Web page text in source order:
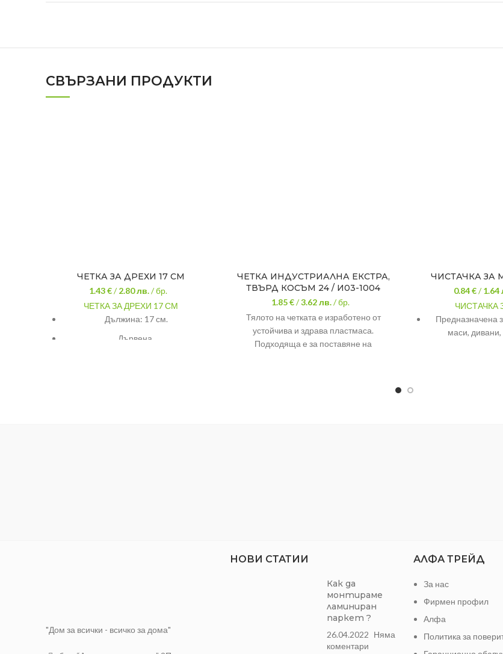
СВЪРЗАНИ ПРОДУКТИ
ЧЕТКА ЗА ДРЕХИ 17 СМ
1.43 €/2.80лв. / бр.
ЧЕТКА ЗА ДРЕХИ 17 СМ
Дължина: 17 см.
Дървена.
ЧЕТКА ИНДУСТРИАЛНА ЕКСТРА,
ТВЪРД КОСЪМ 24 / И03-1004
1.85 €/3.62лв. / бр.
Тялото на четката е изработено от
устойчива и здрава пластмаса.
Подходяща е за поставяне на
ЧИСТАЧКА ЗА
0.84 €/1.64
ЧИСТАЧКА
Предназначена
маси, дивани,
"Дом за всички - всичко за дома"
НОВИ СТАТИИ
Как да
монтираме
ламиниран
паркет ?
26.04.2022 Няма
коментари
АЛФА ТРЕЙД
За нас
Фирмен профил
Алфа
Политика за